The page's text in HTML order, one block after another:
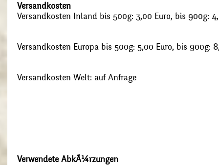
Versandkosten
Versandkosten Inland bis 500g: 3,00 Euro, bis 900g:
Versandkosten Europa bis 500g: 5,00 Euro, bis 900g:
Versandkosten Welt: auf Anfrage
Verwendete AbkÃ¼rzungen